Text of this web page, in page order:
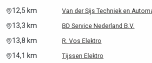
12,5 km Van der Sijs Techniek en
13,3 km BD Service Nederland B.V.
13,8 km R. Vos Elektro
14,1 km Tijssen Elektro